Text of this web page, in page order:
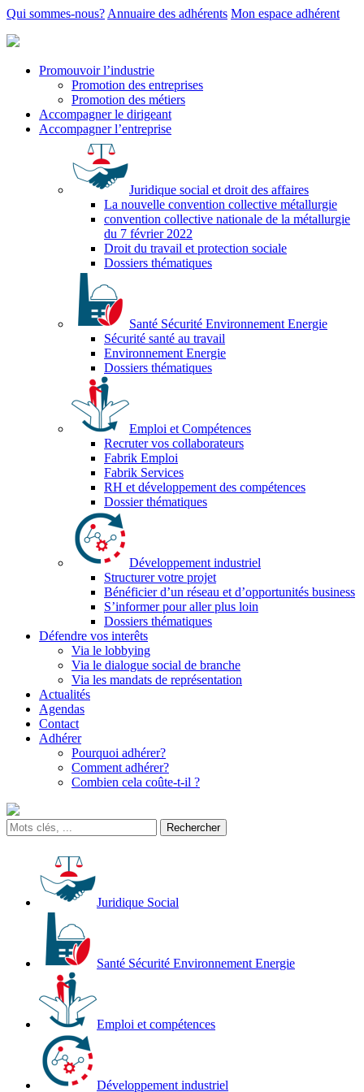
Qui sommes-nous? Annuaire des adhérents Mon espace adhérent
Promouvoir l’industrie
Promotion des entreprises
Promotion des métiers
Accompagner le dirigeant
Accompagner l’entreprise
Juridique social et droit des affaires
La nouvelle convention collective métallurgie
convention collective nationale de la métallurgie
du 7 février 2022
Droit du travail et protection sociale
Dossiers thématiques
Santé Sécurité Environnement Energie
Sécurité santé au travail
Environnement Energie
Dossiers thématiques
Emploi et Compétences
Recruter vos collaborateurs
Fabrik Emploi
Fabrik Services
RH et développement des compétences
Dossier thématiques
Développement industriel
Structurer votre projet
Bénéficier d’un réseau et d’opportunités business
S’informer pour aller plus loin
Dossiers thématiques
Défendre vos interêts
Via le lobbying
Via le dialogue social de branche
Via les mandats de représentation
Actualités
Agendas
Contact
Adhérer
Pourquoi adhérer?
Comment adhérer?
Combien cela coûte-t-il ?
Juridique Social
Santé Sécurité Environnement Energie
Emploi et compétences
Développement industriel